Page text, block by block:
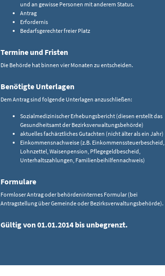
und an gewisse Personen mit anderem Status.
Antrag
Erfordernis
Bedarfsgerechter freier Platz
Termine und Fristen
Die Behörde hat binnen vier Monaten zu entscheiden.
Benötigte Unterlagen
Dem Antrag sind folgende Unterlagen anzuschließen:
Sozialmedizinischer Erhebungsbericht (diesen erstellt das
Gesundheitsamt der Bezirksverwaltungsbehörde)
aktuelles fachärztliches Gutachten (nicht älter als ein Jahr)
Einkommensnachweise (z.B. Einkommenssteuerbescheid,
Lohnzettel, Waisenpension, Pflegegeldbescheid,
Unterhaltszahlungen, Familienbeihilfennachweis)
Formulare
Formloser Antrag oder behördeninternes Formular (bei
Antragstellung über Gemeinde oder Bezirksverwaltungsbehörde).
Gültig von 01.01.2014 bis unbegrenzt.